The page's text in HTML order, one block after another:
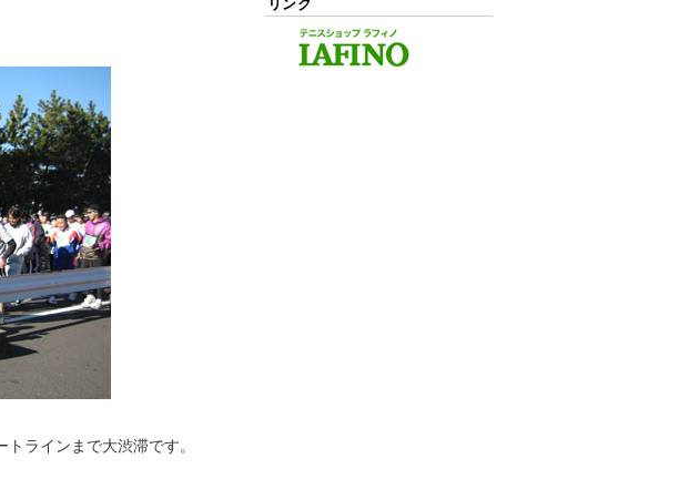
ラインまで大渋滞です。